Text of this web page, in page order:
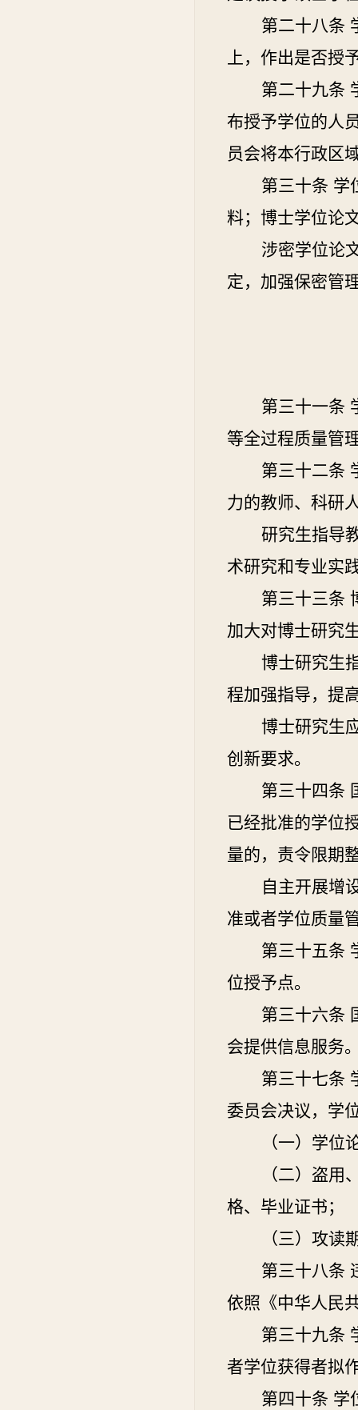
第二十八条
上，作出是否授
第二十九条
布授予学位的人
员会将本行政区
第三十条 学
料；博士学位论
涉密学位论
定，加强保密管
第三十一条
等全过程质量管
第三十二条
力的教师、科研
研究生指导
术研究和专业实
第三十三条
加大对博士研究
博士研究生
程加强指导，提
博士研究生
创新要求。
第三十四条
已经批准的学位
量的，责令限期
自主开展增
准或者学位质量
第三十五条
位授予点。
第三十六条
会提供信息服务
第三十七条
委员会决议，学
（一）学
（二）盗
格、毕业证书；
（三）攻
第三十八条
依照《中华人民
第三十九条
者学位获得者拟
第四十条 学